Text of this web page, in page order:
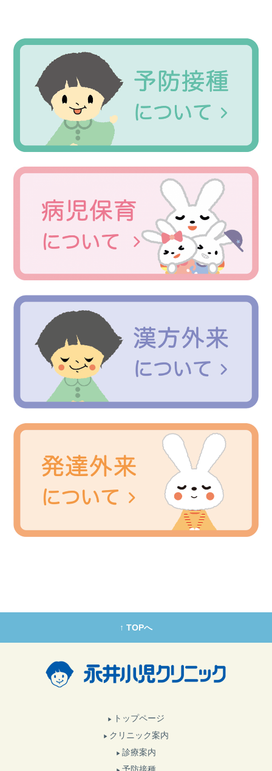
Primary
Sidebar
↑ TOPへ
トップページ
クリニック案内
診療案内